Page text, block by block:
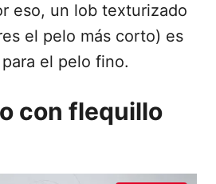
eso, un lob texturizado
el pelo más corto) es
el pelo fino.
con flequillo